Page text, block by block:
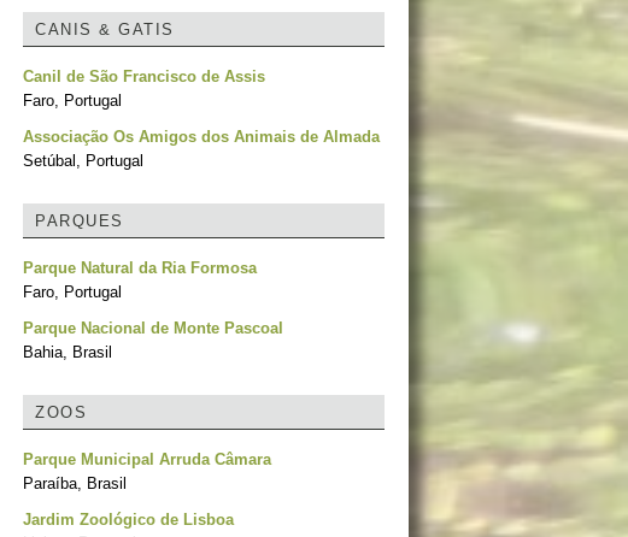
CANIS & GATIS
Canil de São Francisco de Assis
Faro, Portugal
Associação Os Amigos dos Animais de Almada
Setúbal, Portugal
PARQUES
Parque Natural da Ria Formosa
Faro, Portugal
Parque Nacional de Monte Pascoal
Bahia, Brasil
ZOOS
Parque Municipal Arruda Câmara
Paraíba, Brasil
Jardim Zoológico de Lisboa